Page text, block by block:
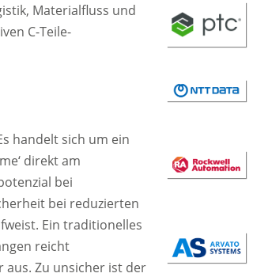
Materialfluss und
C-Teile-
handelt sich um ein
direkt am
bei
bei reduzierten
Ein traditionelles
reicht
Zu unsicher ist der